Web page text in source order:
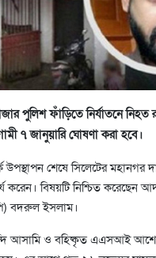
পুলিশ ফাঁড়িতে নির্যাতনে নিহত
৭ জানুয়ারি ঘোষণা করা হবে।
উপস্থাপন শেষে সিলেটের মহানগর
করেন। বিষয়টি নিশ্চিত করেছেন
বদরুল ইসলাম।
আসামি ও বহিষ্কৃত এএসআই